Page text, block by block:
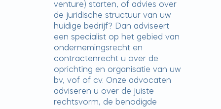
venture) starten, of advies over
de juridische structuur van uw
huidige bedrijf? Dan adviseert
een specialist op het gebied van
ondernemingsrecht en
contractenrecht u over de
oprichting en organisatie van uw
bv, vof of cv. Onze advocaten
adviseren u over de juiste
rechtsvorm, de benodigde